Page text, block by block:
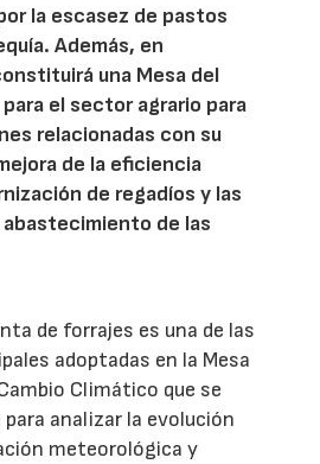
la escasez de pastos
Además, en
una Mesa del
el sector agrario para
relacionadas con su
de la eficiencia
de regadíos y las
de las
de forrajes es una de las
adoptadas en la Mesa
Climático que se
analizar la evolución
meteorológica y